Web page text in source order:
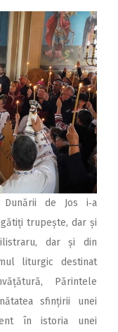
de Jos i‑a
trupește, dar și
dar și din
liturgic destinat
Părintele
sfințirii unei
în istoria unei